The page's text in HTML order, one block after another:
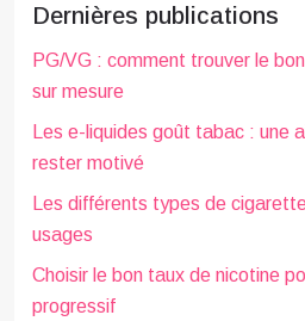
Dernières publications
PG/VG : comment trouver le
sur mesure
Les e-liquides goût tabac : une
rester motivé
Les différents types de
usages
Choisir le bon taux de nicotine
progressif